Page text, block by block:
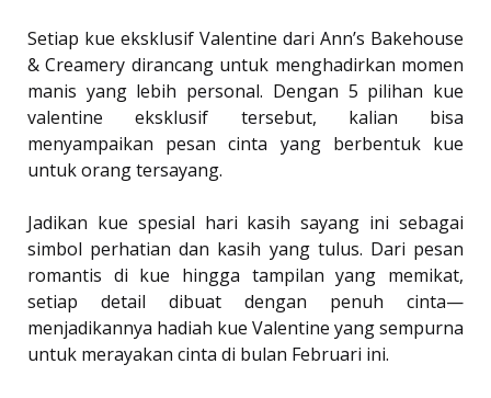
Setiap kue eksklusif Valentine dari Ann’s Bakehouse
& Creamery dirancang untuk menghadirkan momen
manis yang lebih personal. Dengan 5 pilihan kue
valentine eksklusif tersebut, kalian bisa
menyampaikan pesan cinta yang berbentuk kue
untuk orang tersayang.
Jadikan kue spesial hari kasih sayang ini sebagai
simbol perhatian dan kasih yang tulus. Dari pesan
romantis di kue hingga tampilan yang memikat,
setiap detail dibuat dengan penuh cinta—
menjadikannya hadiah kue Valentine yang sempurna
untuk merayakan cinta di bulan Februari ini.